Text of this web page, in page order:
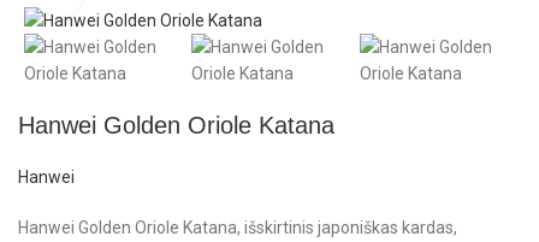
Hanwei Golden Oriole Katana
Hanwei
Hanwei Golden Oriole Katana, išskirtinis japoniškas kardas,